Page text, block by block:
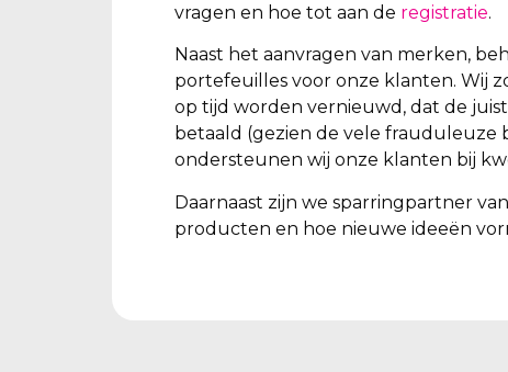
vragen en hoe tot aan de registratie.
Naast het aanvragen van merken,
portefeuilles voor onze klanten. Wij
op tijd worden vernieuwd, dat de
betaald (gezien de vele frauduleuze
ondersteunen wij onze klanten bij
Daarnaast zijn we sparringpartner
producten en hoe nieuwe ideeën